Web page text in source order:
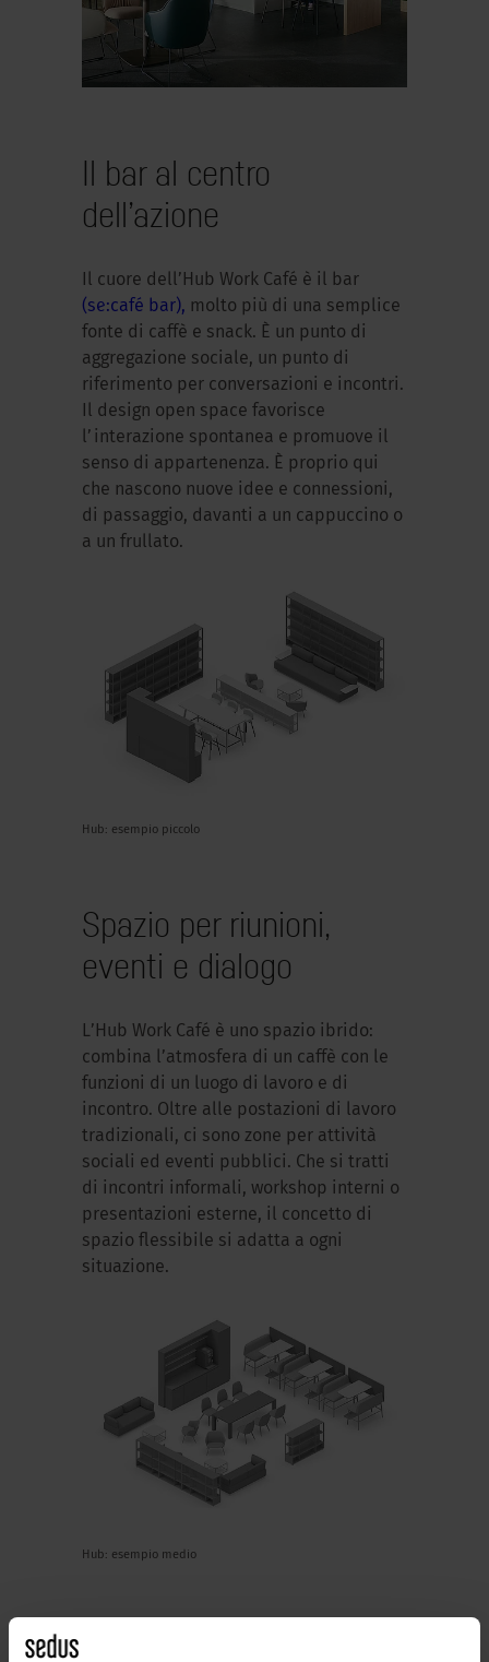
Il bar al centro
dell’azione
Il cuore dell’Hub Work Café è il bar
(se:café bar), molto più di una semplice
fonte di caffè e snack. È un punto di
aggregazione sociale, un punto di
riferimento per conversazioni e incontri.
Il design open space favorisce
l’interazione spontanea e promuove il
senso di appartenenza. È proprio qui
che nascono nuove idee e connessioni,
di passaggio, davanti a un cappuccino o
a un frullato.
Hub: esempio piccolo
Spazio per riunioni,
eventi e dialogo
L’Hub Work Café è uno spazio ibrido:
combina l’atmosfera di un caffè con le
funzioni di un luogo di lavoro e di
incontro. Oltre alle postazioni di lavoro
tradizionali, ci sono zone per attività
sociali ed eventi pubblici. Che si tratti
di incontri informali, workshop interni o
presentazioni esterne, il concetto di
spazio flessibile si adatta a ogni
situazione.
Hub: esempio medio